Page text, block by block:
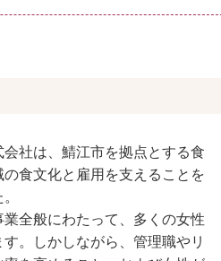
社は、鯖江市を拠点とする食
食文化と雇用を支えることを
全般にわたって、多くの女性
。しかしながら、管理職やリ